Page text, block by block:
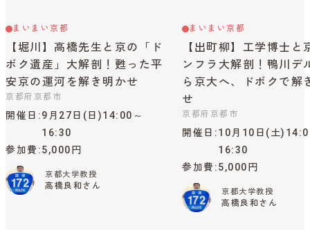
まいまい京都
【堀川】高橋先生と京の「ド
ボク遺産」大解剖！甦った平
安京の運河を解き明かせ
京都府京都市
開催日
9月27日(日)14:00～
16:30
参加費 5,000円
京都大学教授
高橋良和さん
まいまい京都
【出町柳】工学博士と
ンフラ大解剖！鴨川デ
ら京大へ、ドボクで解
せ
京都府京都市
開催日
10月10日(土
16:30
参加費 5,000円
京都大学教授
高橋良和さん